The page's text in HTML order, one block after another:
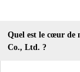
Quel est le cœur de
Co., Ltd. ?